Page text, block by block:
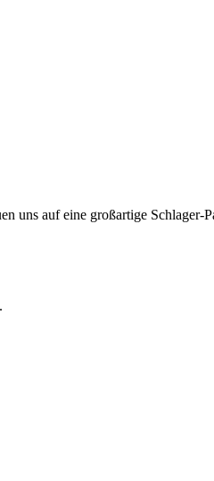
auf eine großartige Schlager-